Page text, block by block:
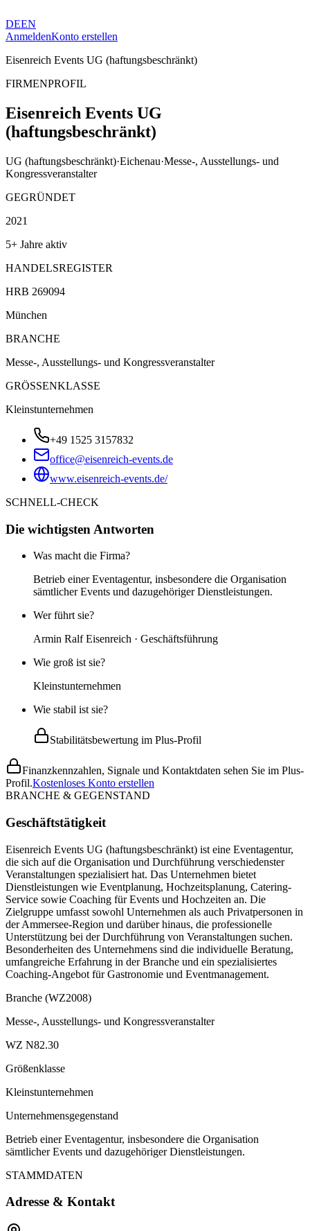
DEEN
AnmeldenKonto erstellen
Eisenreich Events UG (haftungsbeschränkt)
FIRMENPROFIL
Eisenreich Events UG
(haftungsbeschränkt)
UG (haftungsbeschränkt)·Eichenau·Messe-, Ausstellungs- und
Kongressveranstalter
GEGRÜNDET
2021
5+ Jahre aktiv
HANDELSREGISTER
HRB 269094
München
BRANCHE
Messe-, Ausstellungs- und Kongressveranstalter
GRÖSSENKLASSE
Kleinstunternehmen
+49 1525 3157832
office@eisenreich-events.de
www.eisenreich-events.de/
SCHNELL-CHECK
Die wichtigsten Antworten
Was macht die Firma?
Betrieb einer Eventagentur, insbesondere die Organisation
sämtlicher Events und dazugehöriger Dienstleistungen.
Wer führt sie?
Armin Ralf Eisenreich · Geschäftsführung
Wie groß ist sie?
Kleinstunternehmen
Wie stabil ist sie?
Stabilitätsbewertung im Plus-Profil
Finanzkennzahlen, Signale und Kontaktdaten sehen Sie im Plus-
Profil.Kostenloses Konto erstellen
BRANCHE & GEGENSTAND
Geschäftstätigkeit
Eisenreich Events UG (haftungsbeschränkt) ist eine Eventagentur,
die sich auf die Organisation und Durchführung verschiedenster
Veranstaltungen spezialisiert hat. Das Unternehmen bietet
Dienstleistungen wie Eventplanung, Hochzeitsplanung, Catering-
Service sowie Coaching für Events und Hochzeiten an. Die
Zielgruppe umfasst sowohl Unternehmen als auch Privatpersonen in
der Ammersee-Region und darüber hinaus, die professionelle
Unterstützung bei der Durchführung von Veranstaltungen suchen.
Besonderheiten des Unternehmens sind die individuelle Beratung,
umfangreiche Erfahrung in der Branche und ein spezialisiertes
Coaching-Angebot für Gastronomie und Eventmanagement.
Branche (WZ2008)
Messe-, Ausstellungs- und Kongressveranstalter
WZ N82.30
Größenklasse
Kleinstunternehmen
Unternehmensgegenstand
Betrieb einer Eventagentur, insbesondere die Organisation
sämtlicher Events und dazugehöriger Dienstleistungen.
STAMMDATEN
Adresse & Kontakt